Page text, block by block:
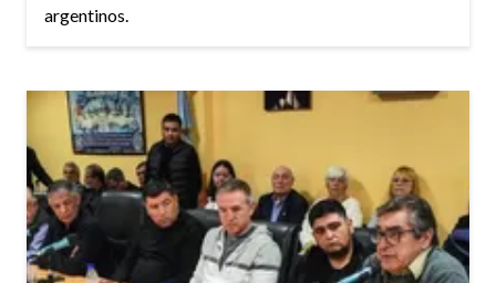
argentinos.